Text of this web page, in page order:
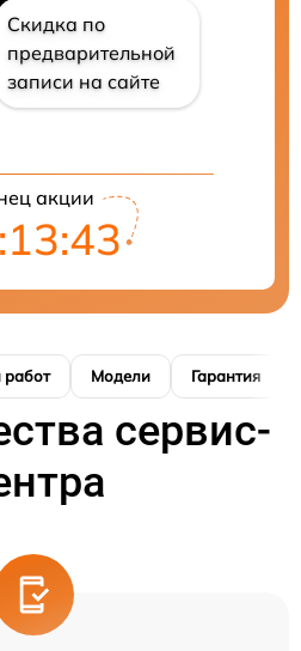
Скидка по
предварительной
записи на сайте
акции
Модели Гарантия
сервис-